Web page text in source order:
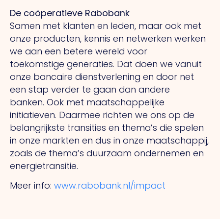
De coöperatieve Rabobank
Samen met klanten en leden, maar ook met
onze producten, kennis en netwerken werken
we aan een betere wereld voor
toekomstige generaties. Dat doen we vanuit
onze bancaire dienstverlening en door net
een stap verder te gaan dan andere
banken. Ook met maatschappelijke
initiatieven. Daarmee richten we ons op de
belangrijkste transities en thema’s die spelen
in onze markten en dus in onze maatschappij,
zoals de thema’s duurzaam ondernemen en
energietransitie.
Meer info: www.rabobank.nl/impact